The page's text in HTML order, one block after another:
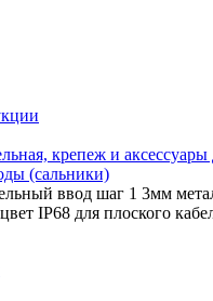
крепеж и аксессуары
(сальники)
ввод шаг 1 3мм
IP68 для плоского